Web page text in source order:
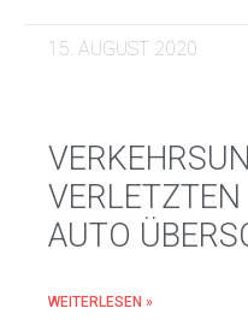
15. AUGUST 2020
AUTO
WEITERLESEN »